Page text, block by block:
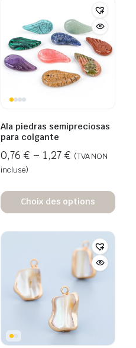
Ala piedras semipreciosas
para colgante
0,76 € – 1,27 € (TVA NON
incluse)
Choix des options